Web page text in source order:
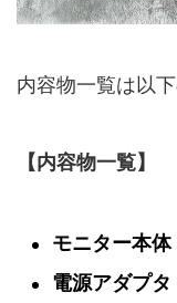
内容物一覧は以下
【内容物一覧】
モニター本体
電源アダプタ